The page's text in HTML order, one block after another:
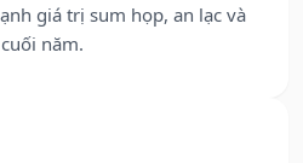
giá trị sum họp, an lạc và
năm.